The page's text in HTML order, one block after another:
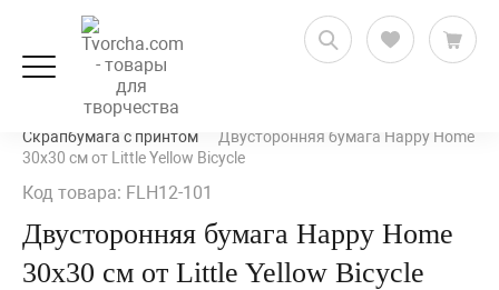
Скрапбукинг
Бумага для скрапбукинга
Скрапбумага с принтом
Двусторонняя бумага Happy Home
30х30 см от Little Yellow Bicycle
Код товара: FLH12-101
Двусторонняя бумага Happy Home
30х30 см от Little Yellow Bicycle